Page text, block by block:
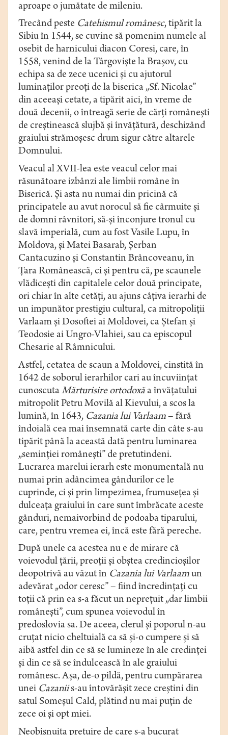
aproape o jumătate de mileniu.
Trecând peste Catehismul românesc, tipărit la
Sibiu în 1544, se cuvine să pomenim numele al
osebit de harnicului diacon Coresi, care, în
1558, venind de la Târgovişte la Braşov, cu
echipa sa de zece ucenici şi cu ajutorul
luminaţilor preoţi de la biserica „Sf. Nicolae”
din aceeaşi cetate, a tipărit aici, în vreme de
două decenii, o întreagă serie de cărţi româneşti
de creştinească slujbă şi învăţătură, deschizând
graiului strămoşesc drum sigur către altarele
Domnului.
Veacul al XVII-lea este veacul celor mai
răsunătoare izbânzi ale limbii române în
Biserică. Şi asta nu numai din pricină că
principatele au avut norocul să fie cârmuite şi
de domni râvnitori, să-şi înconjure tronul cu
slavă imperială, cum au fost Vasile Lupu, în
Moldova, şi Matei Basarab, Şerban
Cantacuzino şi Constantin Brâncoveanu, în
Ţara Românească, ci şi pentru că, pe scaunele
vlădiceşti din capitalele celor două principate,
ori chiar în alte cetăţi, au ajuns câţiva ierarhi de
un impunător prestigiu cultural, ca mitropoliţii
Varlaam şi Dosoftei ai Moldovei, ca Ştefan şi
Teodosie ai Ungro-Vlahiei, sau ca episcopul
Chesarie al Râmnicului.
Astfel, cetatea de scaun a Moldovei, cinstită în
1642 de soborul ierarhilor cari au încuviinţat
cunoscuta Mărturisire ortodoxăa învăţatului
mitropolit Petru Movilă al Kievului, a scos la
lumină, în 1643, Cazania lui Varlaam– fără
îndoială cea mai însemnată carte din câte s-au
tipărit până la această dată pentru luminarea
„seminţiei româneşti” de pretutindeni.
Lucrarea marelui ierarh este monumentală nu
numai prin adâncimea gândurilor ce le
cuprinde, ci şi prin limpezimea, frumuseţea şi
dulceaţa graiului în care sunt îmbrăcate aceste
gânduri, nemaivorbind de podoaba tiparului,
care, pentru vremea ei, încă este fără pereche.
După unele ca acestea nu e de mirare că
voievodul ţării, preoţii şi obştea credincioşilor
deopotrivă au văzut în Cazania lui Varlaamun
adevărat „odor ceresc” – fiind încredinţaţi cu
toţii că prin ea s-a făcut un nepreţuit „dar limbii
româneşti”, cum spunea voievodul în
predoslovia sa. De aceea, clerul şi poporul n-au
cruţat nicio cheltuială ca să şi-o cumpere şi să
aibă astfel din ce să se lumineze în ale credinţei
şi din ce să se îndulcească în ale graiului
românesc. Aşa, de-o pildă, pentru cumpărarea
unei Cazaniis-au întovărăşit zece creştini din
satul Someşul Cald, plătind nu mai puţin de
zece oi şi opt miei.
Neobişnuita preţuire de care s-a bucurat